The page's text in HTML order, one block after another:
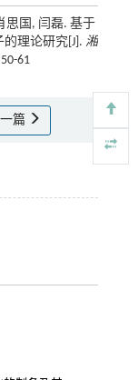
思国, 闫磊. 基于
理论研究[J]. 湘
61
一篇